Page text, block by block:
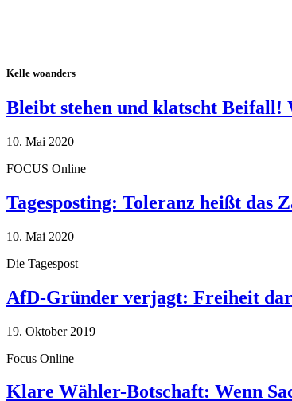
Kelle woanders
Bleibt stehen und klatscht Beifall!
10. Mai 2020
FOCUS Online
Tagesposting: Toleranz heißt das
10. Mai 2020
Die Tagespost
AfD-Gründer verjagt: Freiheit
19. Oktober 2019
Focus Online
Klare Wähler-Botschaft: Wenn